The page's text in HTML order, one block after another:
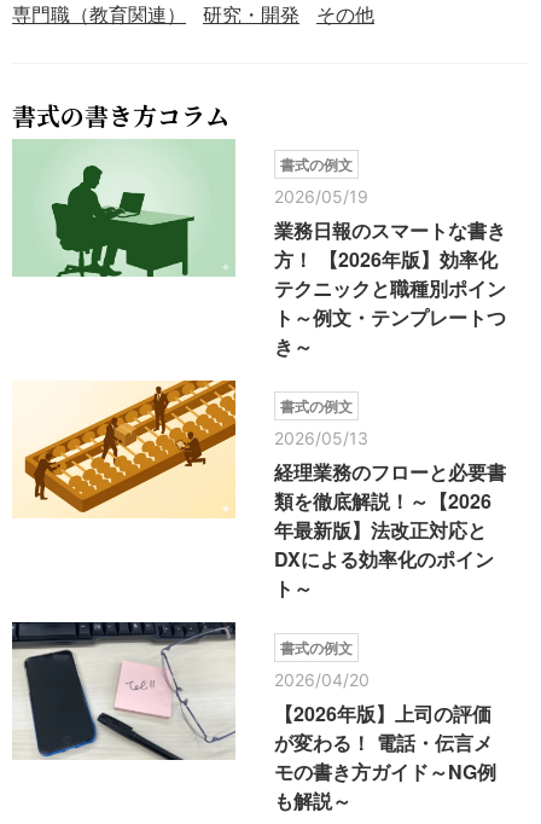
専門職（教育関連） 研究・開発 その他
書式の書き方コラム
書式の例文
2026/05/19
業務日報のスマートな書き
方！ 【2026年版】効率化
テクニックと職種別ポイン
ト～例文・テンプレートつ
き～
書式の例文
2026/05/13
経理業務のフローと必要書
類を徹底解説！～【2026
年最新版】法改正対応と
DXによる効率化のポイン
ト～
書式の例文
2026/04/20
【2026年版】上司の評価
が変わる！ 電話・伝言メ
モの書き方ガイド～NG例
も解説～